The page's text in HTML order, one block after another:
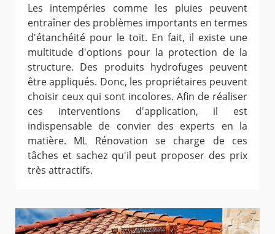
Les intempéries comme les pluies peuvent
entraîner des problèmes importants en termes
d'étanchéité pour le toit. En fait, il existe une
multitude d'options pour la protection de la
structure. Des produits hydrofuges peuvent
être appliqués. Donc, les propriétaires peuvent
choisir ceux qui sont incolores. Afin de réaliser
ces interventions d'application, il est
indispensable de convier des experts en la
matière. ML Rénovation se charge de ces
tâches et sachez qu'il peut proposer des prix
très attractifs.